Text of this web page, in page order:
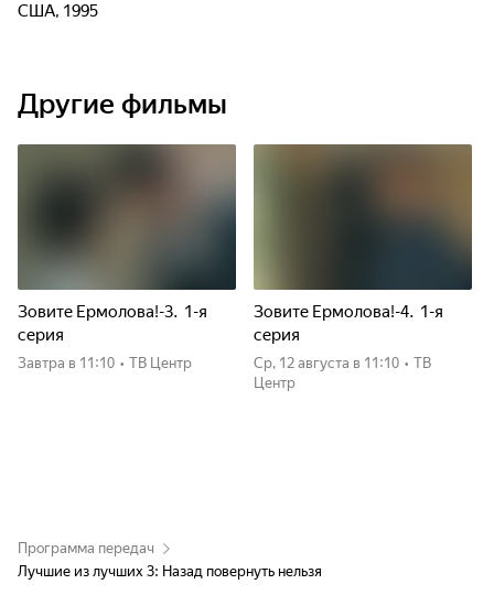
США, 1995
Другие фильмы
Зовите Ермолова!-3. 1-я
серия
Завтра в 11:10 • ТВ Центр
Зовите Ермолова!-4. 1-я
серия
ср, 12 августа в 11:10 • ТВ
Центр
Программа передач
Лучшие из лучших 3: Назад повернуть нельзя